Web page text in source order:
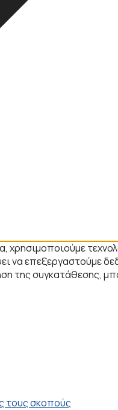
χρησιμοποιούμε
να
της συγκατάθεσης,
τους σκοπούς